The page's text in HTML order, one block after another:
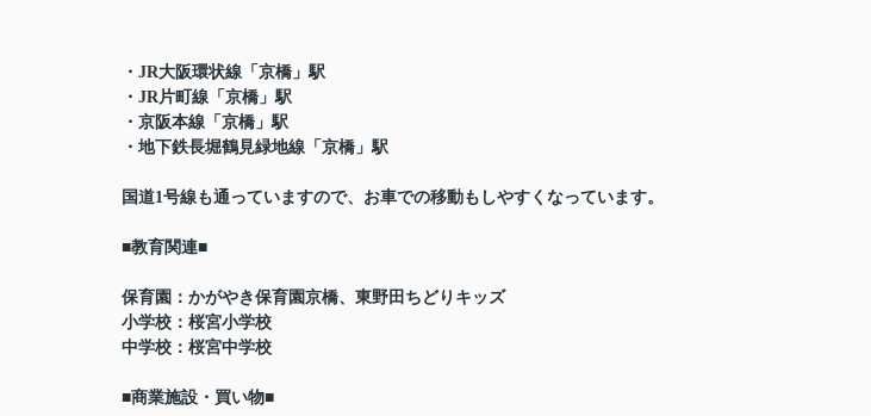
・JR大阪環状線「京橋」駅
・JR片町線「京橋」駅
・京阪本線「京橋」駅
・地下鉄長堀鶴見緑地線「京橋」駅
国道1号線も通っていますので、お車での移動もしやすくなっています。
■教育関連■
保育園：かがやき保育園京橋、東野田ちどりキッズ
小学校：桜宮小学校
中学校：桜宮中学校
■商業施設・買い物■